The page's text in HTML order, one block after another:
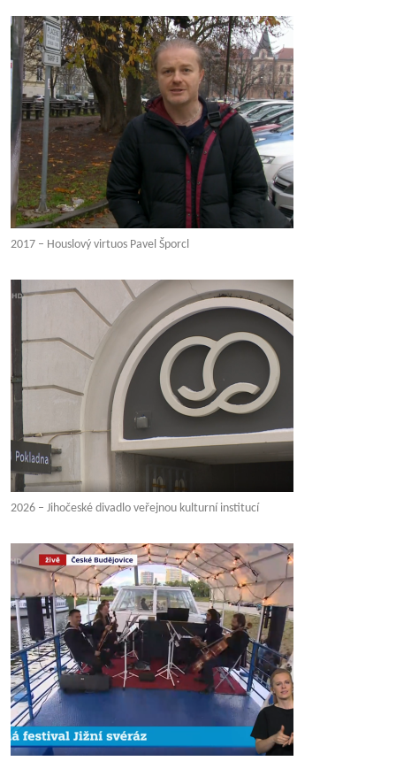
2017 – Houslový virtuos Pavel Šporcl
2026 – Jihočeské divadlo veřejnou kulturní institucí